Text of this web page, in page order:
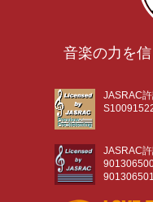
音楽の力を
JASRAC許
JASRAC許